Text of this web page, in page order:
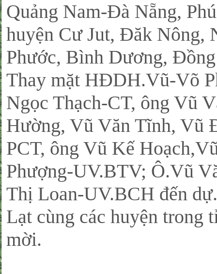
Quảng Nam-Đà Nẵng,
huyện Cư Jut, Đăk Nông,
Phước, Bình Dương,
Thay mặt HĐDH.Vũ-Võ
Ngọc Thạch-CT, ông Vũ
Hường, Vũ Văn Tĩnh, Vũ
PCT, ông Vũ Kế
Phượng-UV.BTV; Ô.Vũ
Thị Loan-UV.BCH đến
Lạt cùng các huyện trong
mời.